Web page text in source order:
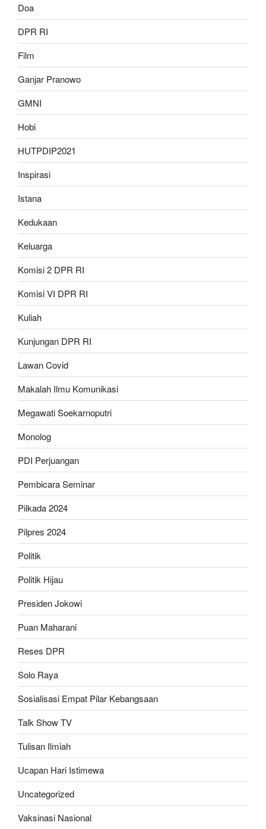
Doa
DPR RI
Film
Ganjar Pranowo
GMNI
Hobi
HUTPDIP2021
Inspirasi
Istana
Kedukaan
Keluarga
Komisi 2 DPR RI
Komisi VI DPR RI
Kuliah
Kunjungan DPR RI
Lawan Covid
Makalah Ilmu Komunikasi
Megawati Soekarnoputri
Monolog
PDI Perjuangan
Pembicara Seminar
Pilkada 2024
Pilpres 2024
Politik
Politik Hijau
Presiden Jokowi
Puan Maharani
Reses DPR
Solo Raya
Sosialisasi Empat Pilar Kebangsaan
Talk Show TV
Tulisan Ilmiah
Ucapan Hari Istimewa
Uncategorized
Vaksinasi Nasional